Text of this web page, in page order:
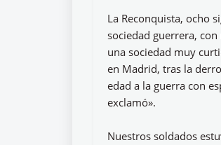
La Reconquista, ocho
sociedad guerrera,
una sociedad muy
en Madrid, tras la
edad a la guerra con
exclamó».
Nuestros soldados